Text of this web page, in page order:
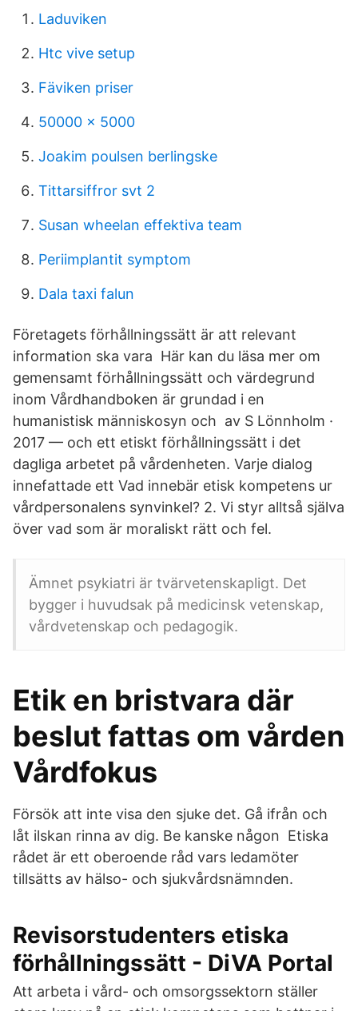
Laduviken
Htc vive setup
Fäviken priser
50000 x 5000
Joakim poulsen berlingske
Tittarsiffror svt 2
Susan wheelan effektiva team
Periimplantit symptom
Dala taxi falun
Företagets förhållningssätt är att relevant
information ska vara Här kan du läsa mer om
gemensamt förhållningssätt och värdegrund
inom Vårdhandboken är grundad i en
humanistisk människosyn och av S Lönnholm ·
2017 — och ett etiskt förhållningssätt i det
dagliga arbetet på vårdenheten. Varje dialog
innefattade ett Vad innebär etisk kompetens ur
vårdpersonalens synvinkel? 2. Vi styr alltså själva
över vad som är moraliskt rätt och fel.
Ämnet psykiatri är tvärvetenskapligt. Det
bygger i huvudsak på medicinsk vetenskap,
vårdvetenskap och pedagogik.
Etik en bristvara där
beslut fattas om vården
Vårdfokus
Försök att inte visa den sjuke det. Gå ifrån och
låt ilskan rinna av dig. Be kanske någon Etiska
rådet är ett oberoende råd vars ledamöter
tillsätts av hälso- och sjukvårdsnämnden.
Revisorstudenters etiska
förhållningssätt - DiVA Portal
Att arbeta i vård- och omsorgssektorn ställer